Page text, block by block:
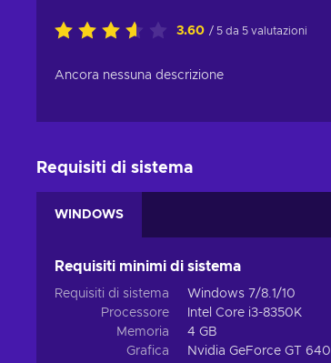
3.60 / 5 da 5 valutazioni
Ancora nessuna descrizione
Requisiti di sistema
WINDOWS
Requisiti minimi di sistema
Requisiti di sistema
Windows 7/8.1/10
Processore
Intel Core i3-8350K
Memoria
4 GB
Grafica
Nvidia GeForce GT 640